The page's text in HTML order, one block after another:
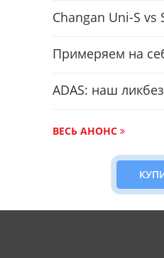
Changan Uni-S vs
Примеряем на
ADAS: наш ликбез
ВЕСЬ АНОНС